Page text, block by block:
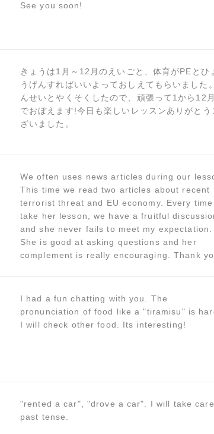
See you soon!
きょうは1月～12月のえいごと、体育がPEとひ
うげんすればいいよっておしえてもらいました
んせいとやくそくしたので、頑張って1から12
でおぼえます!今日も楽しいレッスンありがとう
ざいました。
We often uses news articles during our
This time we read two articles about recent
terrorist threat and EU economy. Every time
take her lesson, we have a fruitful
and she never fails to meet my expectation.
She is good at asking questions and her
complement is really encouraging. Thank
I had a fun chatting with you. The
pronunciation of food like a "tiramisu" is
I will check other food. Its interesting!
"rented a car", "drove a car". I will take care
past tense.